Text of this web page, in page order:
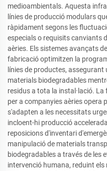
medioambientals. Aquesta
línies de producció modulars
ràpidament segons les
especials o requisits canviants
aèries. Els sistemes avançats
fabricació optimitzen la
línies de productes,
materials biodegradables
residus a tota la instal·lació.
per a companyies aèries opera
s'adapten a les necessitats
incloent-hi producció
reposicions d'inventari
manipulació de materials
biodegradables a través de les
intervenció humana, reduint